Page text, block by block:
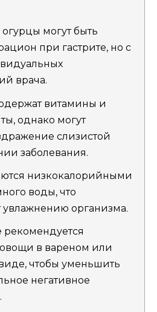
могут быть
при гастрите, но с
врача.
витамины и
однако могут
слизистой
заболевания.
низкокалорийными
воды, что
увлажнению организма.
рекомендуется
овощи в вареном или
чтобы уменьшить
негативное